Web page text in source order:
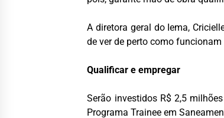
A diretora geral do Iema,
de ver de perto como
Qualificar e empregar
Serão investidos R$ 2,5
Programa Trainee em